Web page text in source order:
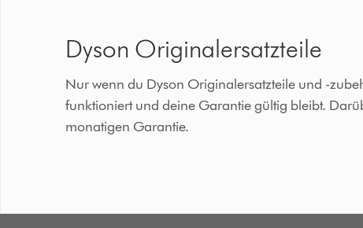
Dyson Originalersatzteile
Nur wenn du Dyson Originalersatzteile und -
funktioniert und deine Garantie gültig bleibt.
monatigen Garantie.